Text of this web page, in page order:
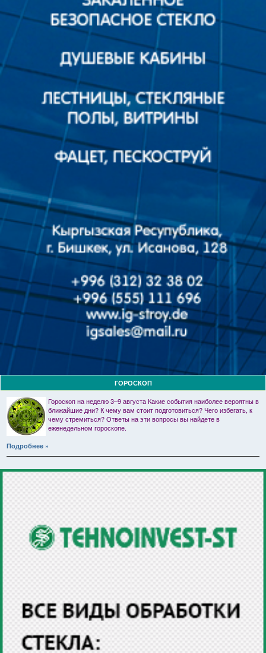
ГОРОСКОП
Гороскоп на неделю 3–9 августа Какие события наиболее вероятны в
ближайшие дни? К чему вам стоит подготовиться? Чего избегать, к
чему стремиться? Ответы на эти вопросы вы найдете в
еженедельном гороскопе.
Подробнее »